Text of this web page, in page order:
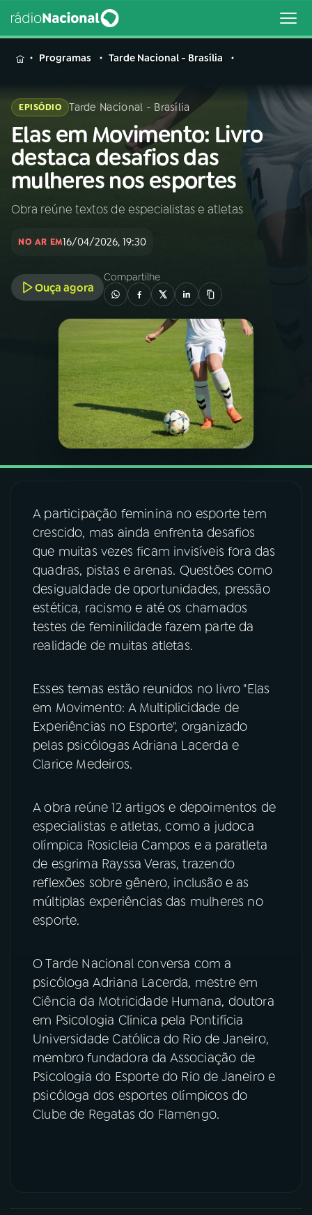
MENU
Buscar
na
Rádio
Nacional
Buscar
AO VIVO
02A RÁDIO
PROGRAMAÇÃO
PROGRAMAS
PODCASTS
07ÚLTIMAS
08 FESTIVAL DE MÚSICA
ACOMPANHE A RÁDIO NACIONAL
YouTube Facebook
Instagram X
TikTok
Programas Tarde Nacional - Brasília
EPISÓDIO Tarde Nacional - Brasília
Elas em Movimento: Livro
destaca desafios das
mulheres nos esportes
Obra reúne textos de especialistas e atletas
NO AR EM16/04/2026, 19:30
Ouça agora
Compartilhe
A participação feminina no esporte tem
crescido, mas ainda enfrenta desafios
que muitas vezes ficam invisíveis fora das
quadras, pistas e arenas. Questões como
desigualdade de oportunidades, pressão
estética, racismo e até os chamados
testes de feminilidade fazem parte da
realidade de muitas atletas.
Esses temas estão reunidos no livro "Elas
em Movimento: A Multiplicidade de
Experiências no Esporte", organizado
pelas psicólogas Adriana Lacerda e
Clarice Medeiros.
A obra reúne 12 artigos e depoimentos de
especialistas e atletas, como a judoca
olímpica Rosicleia Campos e a paratleta
de esgrima Rayssa Veras, trazendo
reflexões sobre gênero, inclusão e as
múltiplas experiências das mulheres no
esporte.
O Tarde Nacional conversa com a
psicóloga Adriana Lacerda, mestre em
Ciência da Motricidade Humana, doutora
em Psicologia Clínica pela Pontifícia
Universidade Católica do Rio de Janeiro,
membro fundadora da Associação de
Psicologia do Esporte do Rio de Janeiro e
psicóloga dos esportes olímpicos do
Clube de Regatas do Flamengo.